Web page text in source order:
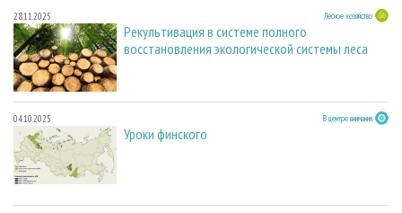
28.11.2025 Лесное хозяйство
Рекультивация в системе полного
восстановления экологической системы леса
04.10.2025 В центре внимания
Уроки финского